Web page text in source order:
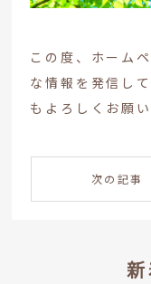
この度、ホーム
な情報を発信し
もよろしくお願
次の記事